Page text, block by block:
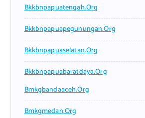
Bkkbnpapuatengah.org
Bkkbnpapuapegunungan.org
Bkkbnpapuaselatan.org
Bkkbnpapuabaratdaya.org
Bmkgbandaaceh.org
Bmkgmedan.org